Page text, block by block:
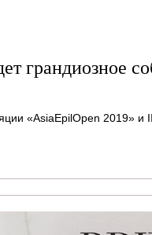
грандиозное
«AsiaEpilOpen 2019»